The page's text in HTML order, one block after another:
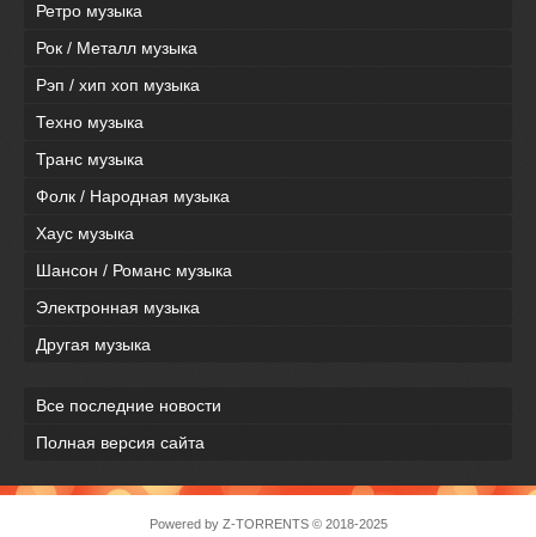
Ретро музыка
Рок / Металл музыка
Рэп / хип хоп музыка
Техно музыка
Транс музыка
Фолк / Народная музыка
Хаус музыка
Шансон / Романс музыка
Электронная музыка
Другая музыка
Все последние новости
Полная версия сайта
Powered by Z-TORRENTS© 2018-2025